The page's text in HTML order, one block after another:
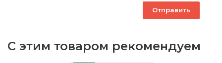
С этим товаром рекомендуем